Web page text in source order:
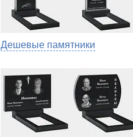
Дешевые памятники